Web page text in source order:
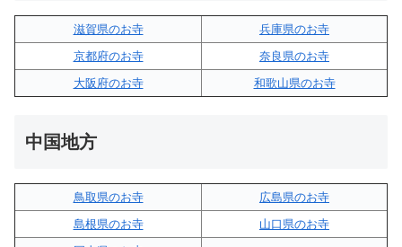
滋賀県のお寺
兵庫県のお寺
京都府のお寺
奈良県のお寺
大阪府のお寺
和歌山県のお寺
中国地方
鳥取県のお寺
広島県のお寺
島根県のお寺
山口県のお寺